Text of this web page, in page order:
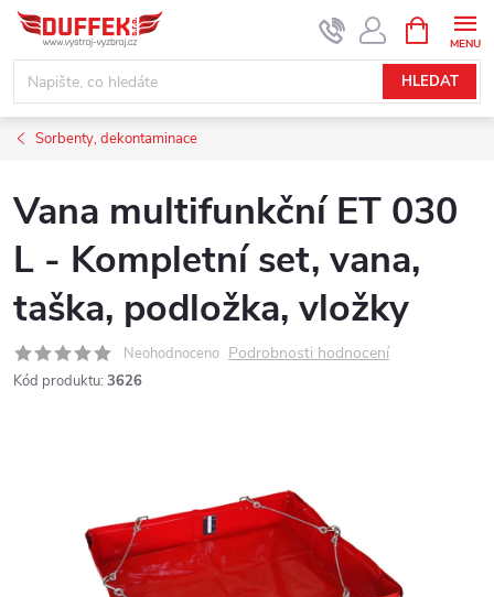
Přejít
obsah
HLEDAT
NÁKUPNÍ
KOŠÍK
Sorbenty, dekontaminace
Vana multifunkční ET 030
L - Kompletní set, vana,
taška, podložka, vložky
Neohodnoceno Podrobnosti hodnocení
Kód produktu: 3626